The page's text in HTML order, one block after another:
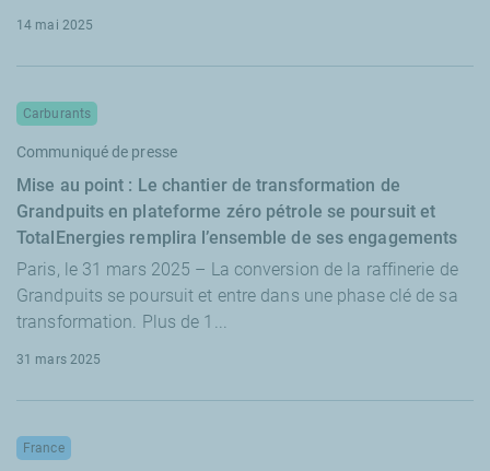
14 mai 2025
Mise au point : Le chantier de transformation de
Grandpuits en plateforme zéro pétrole se poursuit et
TotalEnergies remplira l’ensemble de ses engagements
Carburants
Communiqué de presse
Paris, le 31 mars 2025 – La conversion de la raffinerie de
Grandpuits se poursuit et entre dans une phase clé de sa
transformation. Plus de 1...
31 mars 2025
France